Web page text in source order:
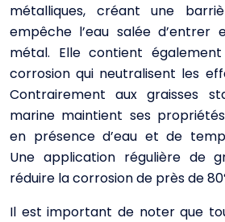
métalliques, créant une
empêche l’eau salée
métal. Elle contient
corrosion qui neutralisent les
Contrairement aux graisses
marine maintient ses
en présence d’eau et de
Une application régulière de
réduire la corrosion de près de
Il est important de noter que